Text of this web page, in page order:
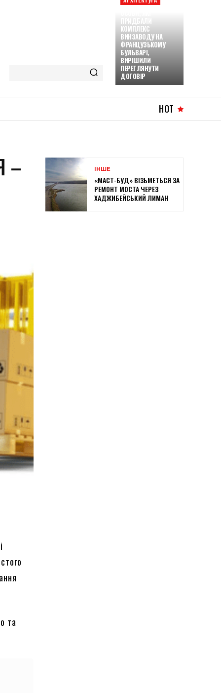
ПРИДБАЛИ
КОМПЛЕКС
ВИНЗАВОДУ НА
ФРАНЦУЗЬКОМУ
БУЛЬВАРІ,
ВИРІШИЛИ
ПЕРЕГЛЯНУТИ
ДОГОВІР
HOT
–
та
ІНШЕ
«МАСТ-БУД» ВІЗЬМЕТЬСЯ ЗА
РЕМОНТ МОСТА ЧЕРЕЗ
ХАДЖИБЕЙСЬКИЙ ЛИМАН